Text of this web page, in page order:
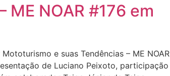
ME NOAR #176 em
e suas Tendências – ME NOAR
de Luciano Peixoto, participação